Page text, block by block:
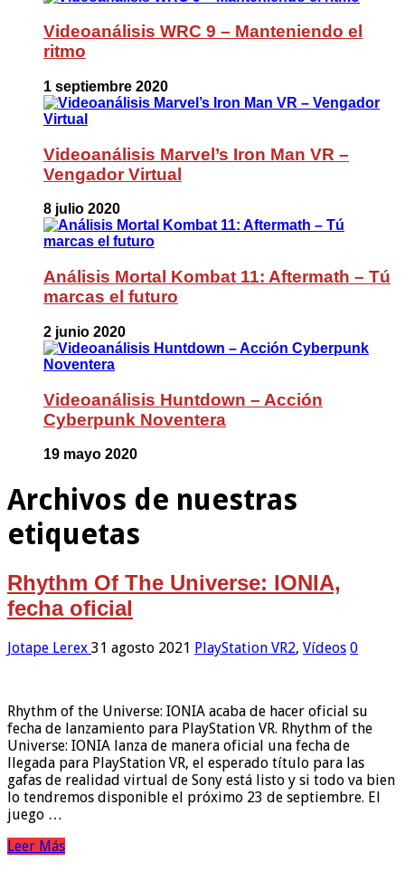
Videoanálisis WRC 9 – Manteniendo el
ritmo
1 septiembre 2020
Videoanálisis Marvel’s Iron Man VR –
Vengador Virtual
8 julio 2020
Análisis Mortal Kombat 11: Aftermath – Tú
marcas el futuro
2 junio 2020
Videoanálisis Huntdown – Acción
Cyberpunk Noventera
19 mayo 2020
Archivos de nuestras
etiquetas
Rhythm Of The Universe: IONIA,
fecha oficial
Jotape Lerex 31 agosto 2021 PlayStation VR2, Vídeos 0
Rhythm of the Universe: IONIA acaba de hacer oficial su
fecha de lanzamiento para PlayStation VR. Rhythm of the
Universe: IONIA lanza de manera oficial una fecha de
llegada para PlayStation VR, el esperado título para las
gafas de realidad virtual de Sony está listo y si todo va bien
lo tendremos disponible el próximo 23 de septiembre. El
juego …
Leer Más